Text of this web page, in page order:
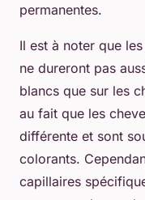
permanentes.
Il est à noter que
ne dureront pas
blancs que sur les
au fait que les
différente et sont
colorants.
capillaires